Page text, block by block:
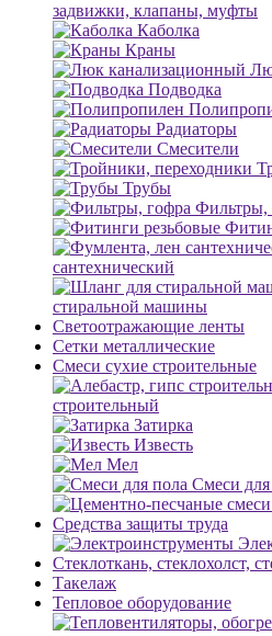
задвижки, клапаны, муфты
Каболка
Краны
Подводка
Радиаторы
Смесители
Трубы
Фильтры,
сантехнический
стиральной машины
Светоотражающие ленты
Сетки металлические
Смеси сухие строительные
строительный
Затирка
Известь
Мел
Смеси для
Средства защиты труда
Стеклоткань, стеклохолст,
Такелаж
Тепловое оборудование